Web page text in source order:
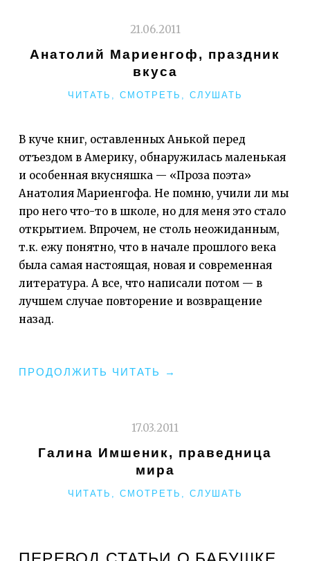
SASHA
21.06.2011
Анатолий Мариенгоф, праздник
вкуса
РУБРИКИ
ЧИТАТЬ, СМОТРЕТЬ, СЛУШАТЬ
В куче книг, оставленных Анькой перед
отъездом в Америку, обнаружилась маленькая
и особенная вкусняшка — «Проза поэта»
Анатолия Мариенгофа. Не помню, учили ли мы
про него что-то в школе, но для меня это стало
открытием. Впрочем, не столь неожиданным,
т.к. ежу понятно, что в начале прошлого века
была самая настоящая, новая и современная
литература. А все, что написали потом — в
лучшем случае повторение и возвращение
назад.
ПРОДОЛЖИТЬ ЧИТАТЬ
"АНАТОЛИЙ
ВКУСА"
→
17.03.2011
Галина Имшеник, праведница
мира
РУБРИКИ
ЧИТАТЬ, СМОТРЕТЬ, СЛУШАТЬ